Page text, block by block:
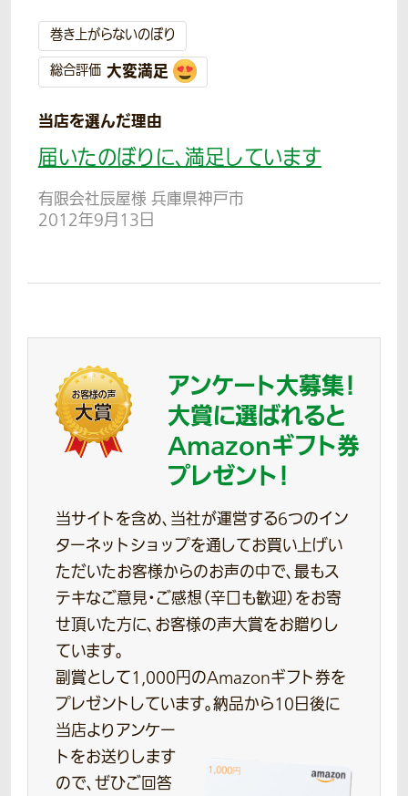
巻き上がらないのぼり
総合評価 大変満足
当店を選んだ理由
届いたのぼりに、満足しています
有限会社辰屋様 兵庫県神戸市
2012年9月13日
アンケート大募集！
大賞に選ばれると
Amazonギフト券
プレゼント！
当サイトを含め、当社が運営する6つのイン
ターネットショップを通してお買い上げい
ただいたお客様からのお声の中で、最もス
テキなご意見・ご感想（辛口も歓迎）をお寄
せ頂いた方に、お客様の声大賞をお贈りし
ています。
副賞として1,000円のAmazonギフト券を
プレゼントしています。納品から10日後に
当店よりアンケー
トをお送りします
ので、ぜひご回答